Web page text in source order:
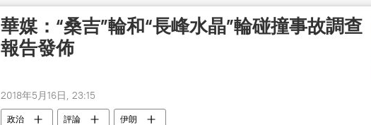
華媒：“桑吉”輪和“長峰水晶”輪碰撞事故調查
報告發佈
2018年5月16日, 23:15
政治 評論 伊朗